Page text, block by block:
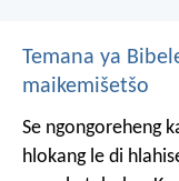
Temana ya
maikemišetšo
Se ngongoreheng
hlokang le di